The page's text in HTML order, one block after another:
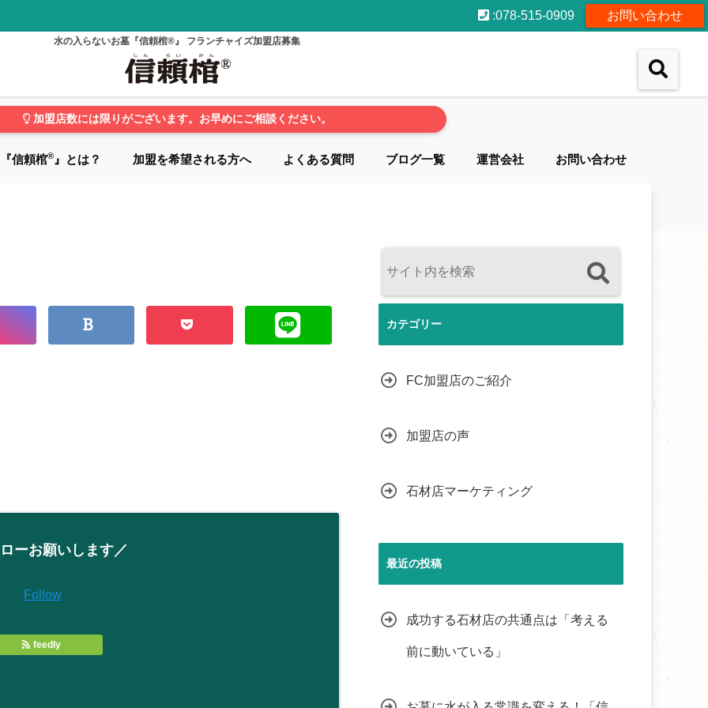
お問い合わせ
:078-515-0909
水の入らないお墓『信頼棺®』 フランチャイズ加盟店募集
加盟店数には限りがございます。お早めにご相談ください。
『信頼棺® 』とは？ 加盟を希望される方へ よくある質問 ブログ一覧 運営会社 お問い合わせ
ーお願いします／
Follow
feedly
カテゴリー
FC加盟店のご紹介
加盟店の声
石材店マーケティング
最近の投稿
成功する石材店の共通点は「考える
前に動いている」